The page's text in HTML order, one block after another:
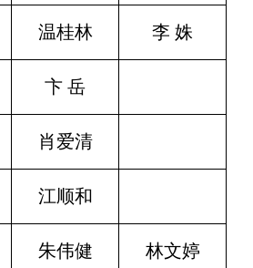
温桂林 李 姝
卞 岳
肖爱清
江顺和
朱伟健 林文婷